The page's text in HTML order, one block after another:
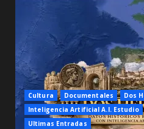
Cultura Documentales
Dos
Inteligencia Artificial A.I. Estudio
Ultimas Entradas